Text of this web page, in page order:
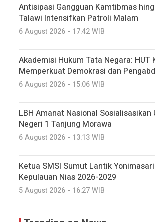
Antisipasi Gangguan Kamtibmas
Talawi Intensifkan Patroli Malam
6 August 2026 - 17:42 WIB
Akademisi Hukum Tata Negara:
Memperkuat Demokrasi dan
6 August 2026 - 15:06 WIB
LBH Amanat Nasional Sosialisasikan
Negeri 1 Tanjung Morawa
6 August 2026 - 13:13 WIB
Ketua SMSI Sumut Lantik
Kepulauan Nias 2026-2029
5 August 2026 - 16:27 WIB